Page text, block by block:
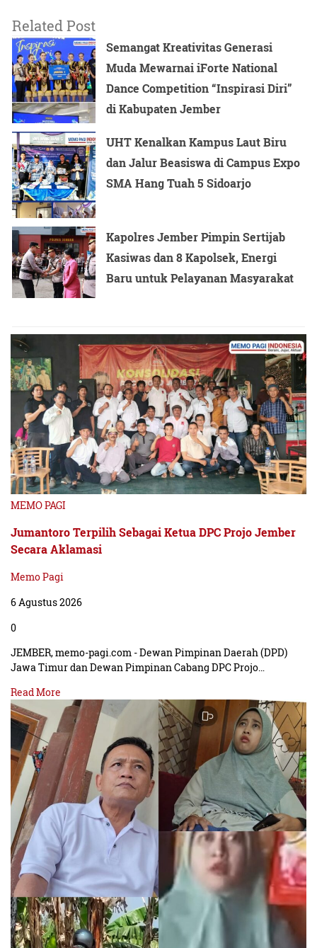
Related Post
Semangat Kreativitas Generasi
Muda Mewarnai iForte National
Dance Competition “Inspirasi Diri”
di Kabupaten Jember
UHT Kenalkan Kampus Laut Biru
dan Jalur Beasiswa di Campus Expo
SMA Hang Tuah 5 Sidoarjo
Kapolres Jember Pimpin Sertijab
Kasiwas dan 8 Kapolsek, Energi
Baru untuk Pelayanan Masyarakat
MEMO PAGI
Jumantoro Terpilih Sebagai Ketua DPC Projo Jember
Secara Aklamasi
Memo Pagi
6 Agustus 2026
0
JEMBER, memo-pagi.com - Dewan Pimpinan Daerah (DPD)
Jawa Timur dan Dewan Pimpinan Cabang DPC Projo…
Read More